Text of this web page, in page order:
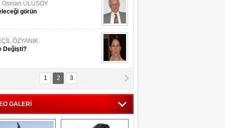
Osman ULUSOY
görün
ÖZYANIK
Değişti?
KÖYATASI
Vatan !
1 2 3
GALERİ